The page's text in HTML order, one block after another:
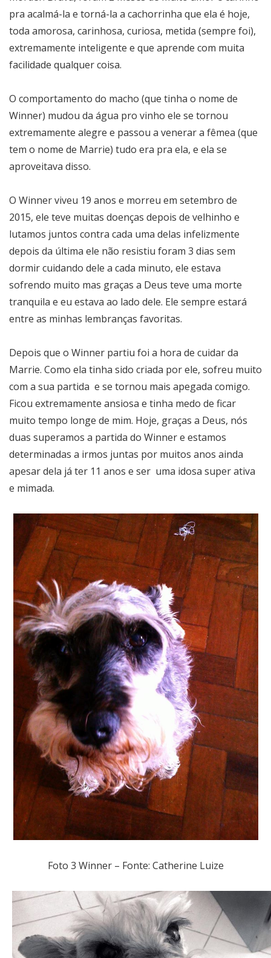
pra acalmá-la e torná-la a cachorrinha que ela é hoje,
toda amorosa, carinhosa, curiosa, metida (sempre foi),
extremamente inteligente e que aprende com muita
facilidade qualquer coisa.
O comportamento do macho (que tinha o nome de
Winner) mudou da água pro vinho ele se tornou
extremamente alegre e passou a venerar a fêmea (que
tem o nome de Marrie) tudo era pra ela, e ela se
aproveitava disso.
O Winner viveu 19 anos e morreu em setembro de
2015, ele teve muitas doenças depois de velhinho e
lutamos juntos contra cada uma delas infelizmente
depois da última ele não resistiu foram 3 dias sem
dormir cuidando dele a cada minuto, ele estava
sofrendo muito mas graças a Deus teve uma morte
tranquila e eu estava ao lado dele. Ele sempre estará
entre as minhas lembranças favoritas.
Depois que o Winner partiu foi a hora de cuidar da
Marrie. Como ela tinha sido criada por ele, sofreu muito
com a sua partida e se tornou mais apegada comigo.
Ficou extremamente ansiosa e tinha medo de ficar
muito tempo longe de mim. Hoje, graças a Deus, nós
duas superamos a partida do Winner e estamos
determinadas a irmos juntas por muitos anos ainda
apesar dela já ter 11 anos e ser uma idosa super ativa
e mimada.
Foto 3 Winner – Fonte: Catherine Luize